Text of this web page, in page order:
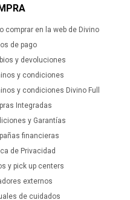
comprar en la web de Divino
de pago
y devoluciones
y condiciones
y condiciones Divino Full
Integradas
y Garantías
financieras
de Privacidad
y pick up centers
externos
de cuidados